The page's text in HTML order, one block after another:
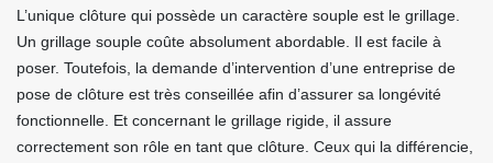
L’unique clôture qui possède un caractère souple est le grillage.
Un grillage souple coûte absolument abordable. Il est facile à
poser. Toutefois, la demande d’intervention d’une entreprise de
pose de clôture est très conseillée afin d’assurer sa longévité
fonctionnelle. Et concernant le grillage rigide, il assure
correctement son rôle en tant que clôture. Ceux qui la différencie,